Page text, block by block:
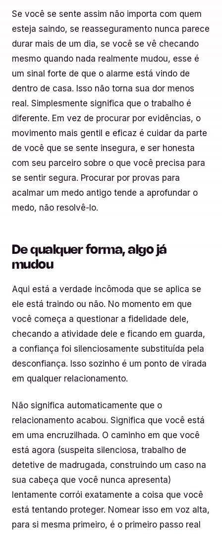
Se você se sente assim não importa com quem
esteja saindo, se reasseguramento nunca parece
durar mais de um dia, se você se vê checando
mesmo quando nada realmente mudou, esse é
um sinal forte de que o alarme está vindo de
dentro de casa. Isso não torna sua dor menos
real. Simplesmente significa que o trabalho é
diferente. Em vez de procurar por evidências, o
movimento mais gentil e eficaz é cuidar da parte
de você que se sente insegura, e ser honesta
com seu parceiro sobre o que você precisa para
se sentir segura. Procurar por provas para
acalmar um medo antigo tende a aprofundar o
medo, não resolvê-lo.
De qualquer forma, algo já
mudou
Aqui está a verdade incômoda que se aplica se
ele está traindo ou não. No momento em que
você começa a questionar a fidelidade dele,
checando a atividade dele e ficando em guarda,
a confiança foi silenciosamente substituída pela
desconfiança. Isso sozinho é um ponto de virada
em qualquer relacionamento.
Não significa automaticamente que o
relacionamento acabou. Significa que você está
em uma encruzilhada. O caminho em que você
está agora (suspeita silenciosa, trabalho de
detetive de madrugada, construindo um caso na
sua cabeça que você nunca apresenta)
lentamente corrói exatamente a coisa que você
está tentando proteger. Nomear isso em voz alta,
para si mesma primeiro, é o primeiro passo real